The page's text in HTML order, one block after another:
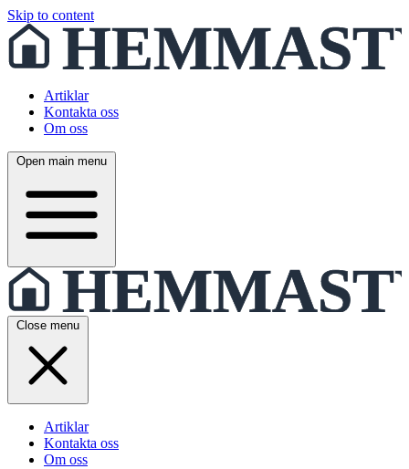
Skip to content
Artiklar
Kontakta oss
Om oss
Open main menu
Close menu
Artiklar
Kontakta oss
Om oss